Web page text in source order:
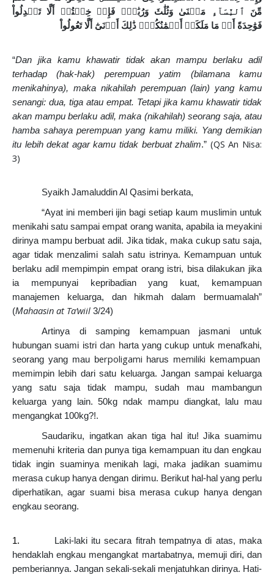
مِّنَ
ٱلنِّسَآءِ مَثۡنَىٰ وَثُلَٰثَ وَرُبَٰعَۖ فَإِنۡ خِفۡتُمۡ أَلَّا تَعۡدِلُواْ
فَوَٰحِدَةً
أَوۡ مَا مَلَكَتۡ أَيۡمَٰنُكُمْۚ ذَٰلِكَ أَدۡنَىٰٓ أَلَّا تَعُولُواْ
“Dan jika kamu khawatir tidak akan mampu berlaku adil
terhadap (hak-hak) perempuan yatim (bilamana kamu
menikahinya), maka nikahilah perempuan (lain) yang kamu
senangi: dua, tiga atau empat. Tetapi jika kamu khawatir tidak
akan mampu berlaku adil, maka (nikahilah) seorang saja, atau
hamba sahaya perempuan yang kamu miliki. Yang demikian
itu lebih dekat agar kamu tidak berbuat zhalim.” (QS An Nisa:
3)
Syaikh Jamaluddin Al Qasimi berkata,
“Ayat ini memberi ijin bagi setiap kaum muslimin untuk
menikahi satu sampai empat orang wanita, apabila ia meyakini
dirinya mampu berbuat adil. Jika tidak, maka cukup satu saja,
agar tidak menzalimi salah satu istrinya. Kemampuan untuk
berlaku adil mempimpin empat orang istri, bisa dilakukan jika
ia mempunyai kepribadian yang kuat, kemampuan
manajemen keluarga, dan hikmah dalam bermuamalah”
(Mahaasin at Ta’wiil 3/24)
Artinya di samping kemampuan jasmani untuk
hubungan suami istridan harta yang cukup untuk menafkahi,
seorang yang mau berpoligami harus memiliki kemampuan
memimpin lebih dari satu keluarga. Jangan sampai keluarga
yang satu saja tidak mampu, sudah mau mambangun
keluarga yang lain. 50kg ndak mampu diangkat, lalu mau
mengangkat 100kg?!.
Saudariku, ingatkan akan tiga hal itu! Jika suamimu
memenuhi kriteria dan punya tiga kemampuan itu dan engkau
tidak ingin suaminya menikah lagi, maka jadikan suamimu
merasa cukup hanya dengan dirimu. Berikut hal-hal yang perlu
diperhatikan, agar suami bisa merasa cukup hanya dengan
engkau seorang.
1.
Laki-laki itu secara fitrah tempatnya di atas, maka
hendaklah engkau mengangkat martabatnya, memuji diri, dan
pemberiannya. Jangan sekali-sekali menjatuhkan dirinya. Hati-